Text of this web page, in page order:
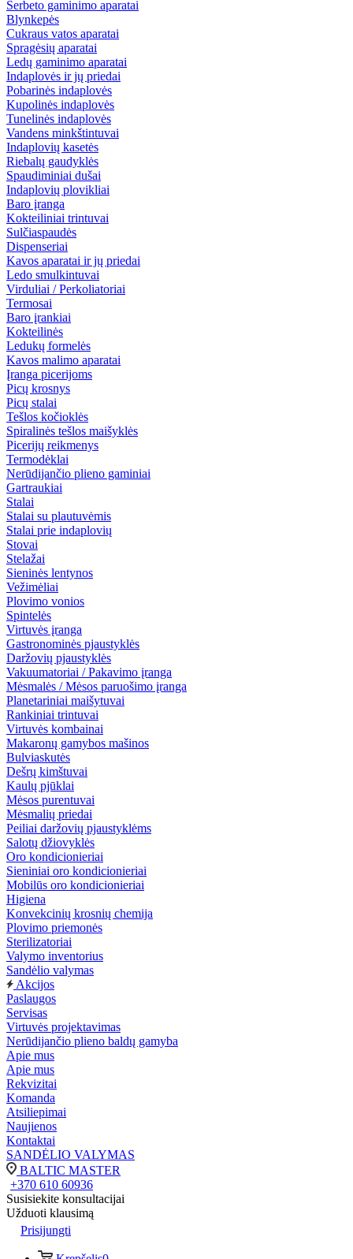
Šerbeto gaminimo aparatai
Blynkepės
Cukraus vatos aparatai
Spragėsių aparatai
Ledų gaminimo aparatai
Indaplovės ir jų priedai
Pobarinės indaplovės
Kupolinės indaplovės
Tunelinės indaplovės
Vandens minkštintuvai
Indaplovių kasetės
Riebalų gaudyklės
Spaudiminiai dušai
Indaplovių plovikliai
Baro įranga
Kokteiliniai trintuvai
Sulčiaspaudės
Dispenseriai
Kavos aparatai ir jų priedai
Ledo smulkintuvai
Virduliai / Perkoliatoriai
Termosai
Baro įrankiai
Kokteilinės
Ledukų formelės
Kavos malimo aparatai
Įranga picerijoms
Picų krosnys
Picų stalai
Tešlos kočioklės
Spiralinės tešlos maišyklės
Picerijų reikmenys
Termodėklai
Nerūdijančio plieno gaminiai
Gartraukiai
Stalai
Stalai su plautuvėmis
Stalai prie indaplovių
Stovai
Stelažai
Sieninės lentynos
Vežimėliai
Plovimo vonios
Spintelės
Virtuvės įranga
Gastronominės pjaustyklės
Daržovių pjaustyklės
Vakuumatoriai / Pakavimo įranga
Mėsmalės / Mėsos paruošimo įranga
Planetariniai maišytuvai
Rankiniai trintuvai
Virtuvės kombainai
Makaronų gamybos mašinos
Bulviaskutės
Dešrų kimštuvai
Kaulų pjūklai
Mėsos purentuvai
Mėsmalių priedai
Peiliai daržovių pjaustyklėms
Salotų džiovyklės
Oro kondicionieriai
Sieniniai oro kondicionieriai
Mobilūs oro kondicionieriai
Higiena
Konvekcinių krosnių chemija
Plovimo priemonės
Sterilizatoriai
Valymo inventorius
Sandėlio valymas
Akcijos
Paslaugos
Servisas
Virtuvės projektavimas
Nerūdijančio plieno baldų gamyba
Apie mus
Apie mus
Rekvizitai
Komanda
Atsiliepimai
Naujienos
Kontaktai
SANDĖLIO VALYMAS
BALTIC MASTER
+370 610 60936
Susisiekite konsultacijai
Užduoti klausimą
Prisijungti